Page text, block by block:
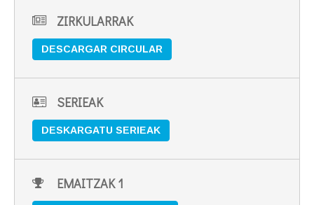
ZIRKULARRAK
DESCARGAR CIRCULAR
SERIEAK
DESKARGATU SERIEAK
EMAITZAK 1